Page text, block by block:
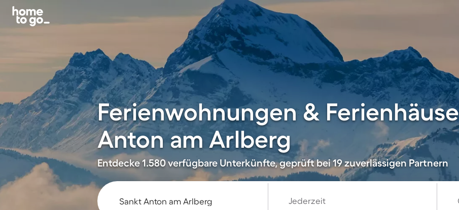
Ferienwohnungen &
Anton am Arlberg
Entdecke 1.580 verfügbare Unterkünfte, geprüft bei 19 zuverlässigen Partnern
Jederzeit